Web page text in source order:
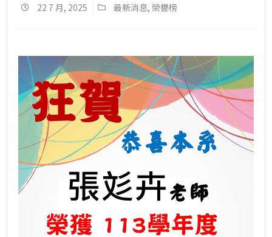
22 7 月, 2025 最新消息, 榮譽榜